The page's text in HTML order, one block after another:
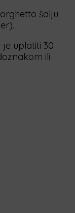
šalju
uplatiti 30
ili
gostima
pristojbi